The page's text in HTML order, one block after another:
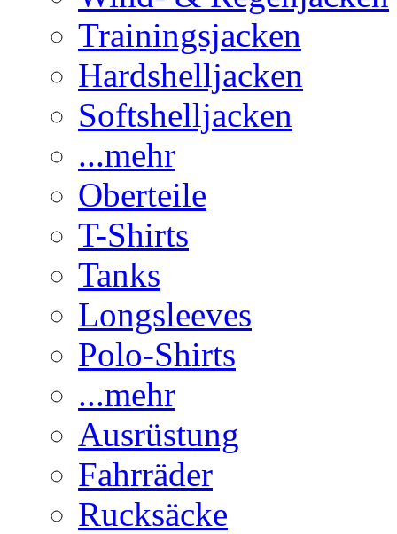
Trainingsjacken
Hardshelljacken
Softshelljacken
...mehr
Oberteile
T-Shirts
Tanks
Longsleeves
Polo-Shirts
...mehr
Ausrüstung
Fahrräder
Rucksäcke